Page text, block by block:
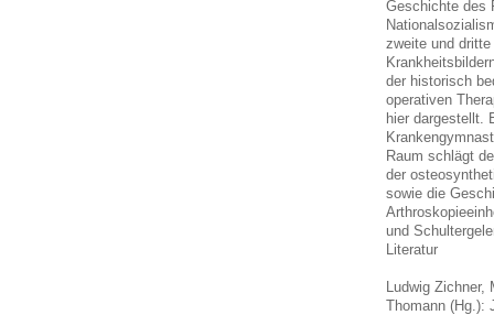
Geschichte des
zweite und
der historisch
operativen
hier dargestellt.
Raum schlägt
der
sowie die
und
Literatur
Ludwig Zichner,
Thomann (Hg.):